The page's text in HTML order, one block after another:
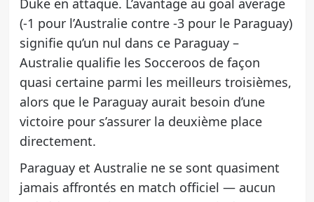
Duke en attaque. L’avantage au goal average
(-1 pour l’Australie contre -3 pour le Paraguay)
signifie qu’un nul dans ce Paraguay –
Australie qualifie les Socceroos de façon
quasi certaine parmi les meilleurs troisièmes,
alors que le Paraguay aurait besoin d’une
victoire pour s’assurer la deuxième place
directement.
Paraguay et Australie ne se sont quasiment
jamais affrontés en match officiel — aucun